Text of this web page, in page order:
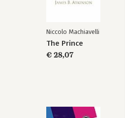
De som van alle
bewijs
Niccolo Machiavelli
The Prince
€ 28,07